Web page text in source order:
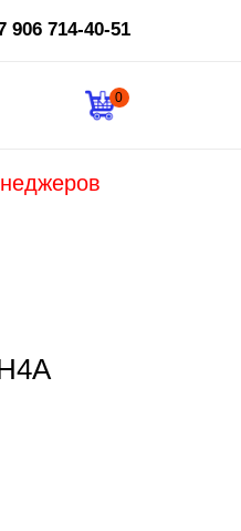
906 714-40-51
0